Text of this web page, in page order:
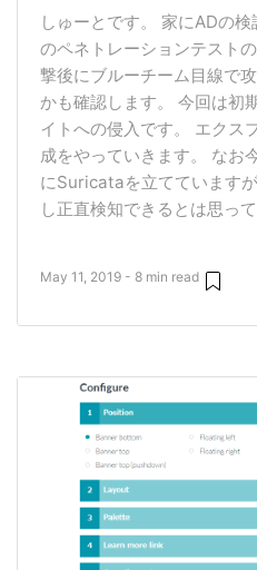
しゅーとです。 家にADの
のペネトレーションテスト
撃後にブルーチーム目線で
かも確認します。 今回は初
イトへの侵入です。 エクス
成をやっていきます。 なお
にSuricataを立てています
し正直検知できるとは思っ
May 11, 2019 - 8 min read